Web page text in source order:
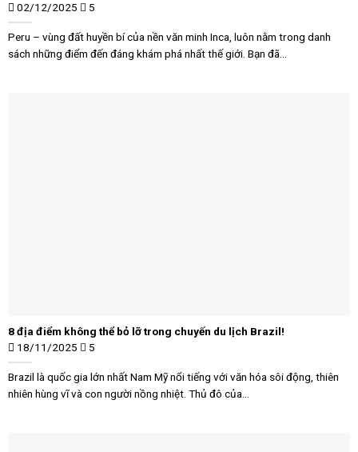
02/12/2025
5
Peru – vùng đất huyền bí của nền văn minh Inca, luôn nằm trong danh
sách những điểm đến đáng khám phá nhất thế giới. Bạn đã...
8 địa điểm không thể bỏ lỡ trong chuyến du lịch Brazil!
18/11/2025
5
Brazil là quốc gia lớn nhất Nam Mỹ nổi tiếng với văn hóa sôi động, thiên
nhiên hùng vĩ và con người nồng nhiệt. Thủ đô của...